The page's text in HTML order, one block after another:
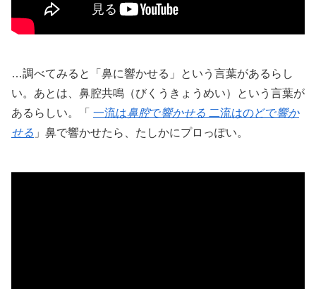
…調べてみると「鼻に響かせる」という言葉があるらし
い。あとは、鼻腔共鳴（びくうきょうめい）という言葉が
あるらしい。「 一流は鼻腔で響かせる 二流はのどで響か
せる 」鼻で響かせたら、たしかにプロっぽい。